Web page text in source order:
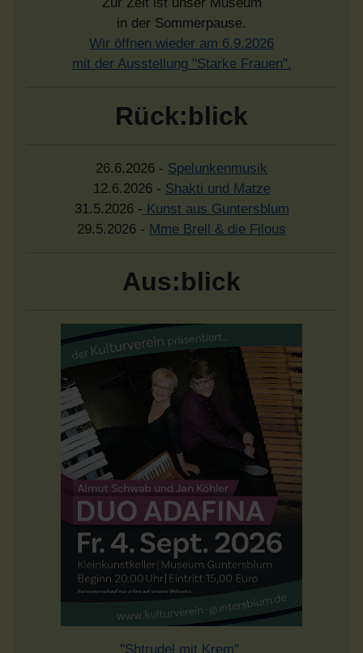
Zur Zeit ist unser Museum
in der Sommerpause.
Wir öffnen wieder am 6.9.2026
mit der Ausstellung "Starke Frauen".
Rück:blick
26.6.2026 - Spelunkenmusik
12.6.2026 - Shakti und Matze
31.5.2026 - Kunst aus Guntersblum
29.5.2026 - Mme Brell & die Filous
Aus:blick
"Shtrudel mit Krem"